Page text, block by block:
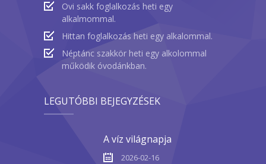
Ovi sakk foglalkozás heti egy
alkalmommal.
Hittan foglalkozás heti egy alkalommal.
Néptánc szakkör heti egy alkolommal
működik óvodánkban.
LEGUTÓBBI BEJEGYZÉSEK
A víz világnapja
2026-02-16